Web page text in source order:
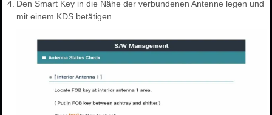
4. Den Smart Key in die Nähe der verbundenen Antenne legen und
mit einem KDS betätigen.